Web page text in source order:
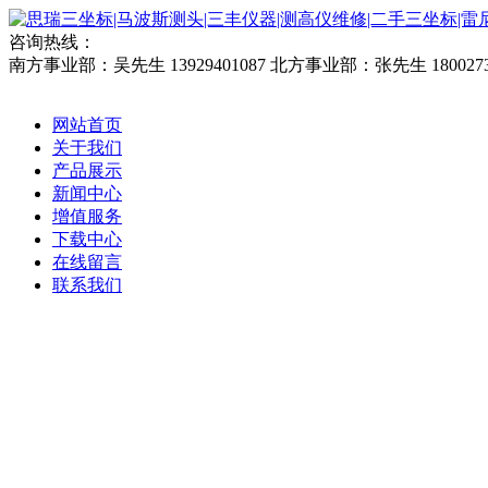
咨询热线：
南方事业部：吴先生 13929401087 北方事业部：张先生
网站首页
关于我们
产品展示
新闻中心
增值服务
下载中心
在线留言
联系我们